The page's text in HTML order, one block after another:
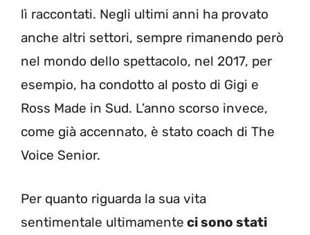
lì raccontati. Negli ultimi anni ha provato
anche altri settori, sempre rimanendo però
nel mondo dello spettacolo, nel 2017, per
esempio, ha condotto al posto di Gigi e
Ross Made in Sud. L’anno scorso invece,
come già accennato, è stato coach di The
Voice Senior.
Per quanto riguarda la sua vita
sentimentale ultimamente ci sono stati